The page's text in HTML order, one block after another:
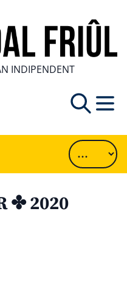
INDIPENDENT
✤ 2020